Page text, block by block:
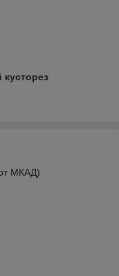
кусторез
МКАД)